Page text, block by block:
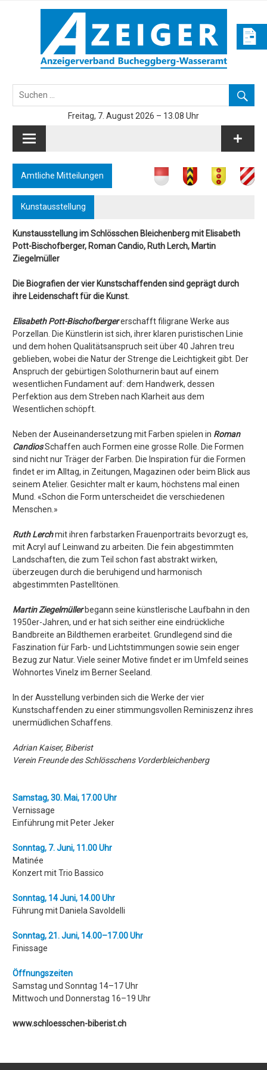
Freitag, 7. August 2026 – 13.08 Uhr
Amtliche Mitteilungen
Kunstausstellung
Kunstausstellung im Schlösschen Bleichenberg mit Elisabeth
Pott-Bischofberger, Roman Candio, Ruth Lerch, Martin
Ziegelmüller
Die Biografien der vier Kunstschaffenden sind geprägt durch
ihre Leidenschaft für die Kunst.
Elisabeth Pott-Bischofbergererschafft filigrane Werke aus
Porzellan. Die Künstlerin ist sich, ihrer klaren puristischen Linie
und dem hohen Qualitätsanspruch seit über 40 Jahren treu
geblieben, wobei die Natur der Strenge die Leichtigkeit gibt. Der
Anspruch der gebürtigen Solothurnerin baut auf einem
wesentlichen Fundament auf: dem Handwerk, dessen
Perfektion aus dem Streben nach Klarheit aus dem
Wesentlichen schöpft.
Neben der Auseinandersetzung mit Farben spielen in Roman
CandiosSchaffen auch Formen eine grosse Rolle. Die Formen
sind nicht nur Träger der Farben. Die Inspiration für die Formen
findet er im Alltag, in Zeitungen, Magazinen oder beim Blick aus
seinem Atelier. Gesichter malt er kaum, höchstens mal einen
Mund. «Schon die Form unterscheidet die verschiedenen
Menschen.»
Ruth Lerchmit ihren farbstarken Frauenportraits bevorzugt es,
mit Acryl auf Leinwand zu arbeiten. Die fein abgestimmten
Landschaften, die zum Teil schon fast abstrakt wirken,
überzeugen durch die beruhigend und harmonisch
abgestimmten Pastelltönen.
Martin Ziegelmüller begann seine künstlerische Laufbahn in den
1950er-Jahren, und er hat sich seither eine eindrückliche
Bandbreite an Bildthemen erarbeitet. Grundlegend sind die
Faszination für Farb- und Lichtstimmungen sowie sein enger
Bezug zur Natur. Viele seiner Motive findet er im Umfeld seines
Wohnortes Vinelz im Berner Seeland.
In der Ausstellung verbinden sich die Werke der vier
Kunstschaffenden zu einer stimmungsvollen Reminiszenz ihres
unermüdlichen Schaffens.
Adrian Kaiser, Biberist
Verein Freunde des Schlösschens Vorderbleichenberg
Samstag, 30. Mai, 17.00 Uhr
Vernissage
Einführung mit Peter Jeker
Sonntag, 7. Juni, 11.00 Uhr
Matinée
Konzert mit Trio Bassico
Sonntag, 14 Juni, 14.00 Uhr
Führung mit Daniela Savoldelli
Sonntag, 21. Juni, 14.00–17.00 Uhr
Finissage
Öffnungszeiten
Samstag und Sonntag 14–17 Uhr
Mittwoch und Donnerstag 16–19 Uhr
www.schloesschen-biberist.ch